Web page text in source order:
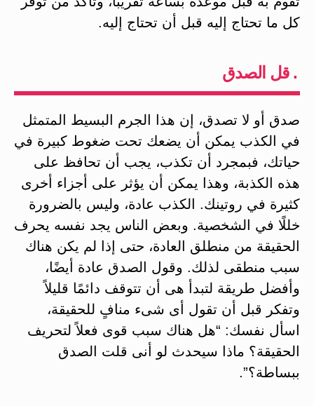
كل ما تحتاج إليه قبل أن تحتاج إليه.
. قل الصدق
صدق أو لا تصدق، إن هذا الجرم البسيط المتمثل
في الكذب يمكن أن يضعك تحت ضغوط كبيرة في
حياتك، فبمجرد أن تكذب، يجب أن تحافظ على
هذه الكذبة، وهذا يمكن أن يؤثر على أجزاء أخرى
كثيرة في روتينك. الكذب عادة، وليس بالضرورة
خللًا في الشخصية. وبعض الناس يجد نفسه يحرف
الحقيقة من منطلق العادة، حتى إذا لم يكن هناك
سبب منطقى لذلك. وقول الصدق عادة أيضًا،
وأفضل طريقة لتبدأ هى أن تتوقف دائمًا قليلاً
وتفكر قبل أن تقول أى شىء منافٍ للحقيقة،
اسأل نفسك: “هل هناك سبب قوى فعلاً لتحريف
الحقيقة؟ ماذا سيحدث لو أنى قلت الصدق
ببساطة؟”.